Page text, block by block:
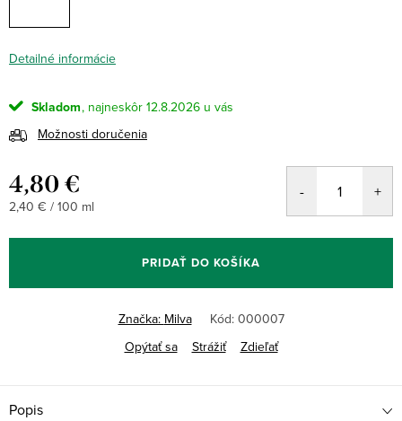
Detailné informácie
Skladom
12.8.2026
Možnosti doručenia
4,80 €
Jednotková
2,40 € / 100 ml
PRIDAŤ DO KOŠÍKA
Značka: Milva Kód: 000007
Opýtať sa
Strážiť Zdieľať
Popis